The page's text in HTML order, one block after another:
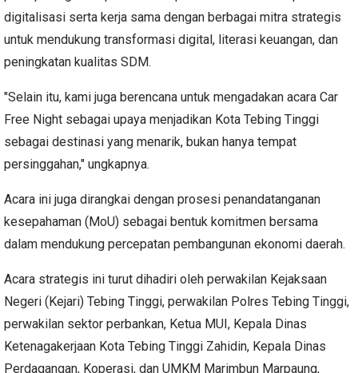
digitalisasi serta kerja sama dengan berbagai mitra strategis
untuk mendukung transformasi digital, literasi keuangan, dan
peningkatan kualitas SDM.
"Selain itu, kami juga berencana untuk mengadakan acara Car
Free Night sebagai upaya menjadikan Kota Tebing Tinggi
sebagai destinasi yang menarik, bukan hanya tempat
persinggahan," ungkapnya.
Acara ini juga dirangkai dengan prosesi penandatanganan
kesepahaman (MoU) sebagai bentuk komitmen bersama
dalam mendukung percepatan pembangunan ekonomi daerah.
Acara strategis ini turut dihadiri oleh perwakilan Kejaksaan
Negeri (Kejari) Tebing Tinggi, perwakilan Polres Tebing Tinggi,
perwakilan sektor perbankan, Ketua MUI, Kepala Dinas
Ketenagakerjaan Kota Tebing Tinggi Zahidin, Kepala Dinas
Perdagangan, Koperasi, dan UMKM Marimbun Marpaung,